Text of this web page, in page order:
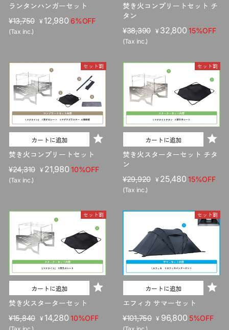
ランタンハンガーセット
販
売
¥13,750 セ
格
¥ 12,9806%OFF
(Tax inc.)
焚き火コンプリートセット チ
タン
販
売
格
¥38,390 セ
価
¥ 32,80015%OFF
(Tax inc.)
セット割
カートに追加
焚き火コンプリートセット
販
売
¥24,310 セ
格
¥ 21,98010%OFF
(Tax inc.)
セット割
カートに追加
焚き火スターターセット チタ
ン
販
売
格
¥29,920 セ
価
¥ 25,48015%OFF
(Tax inc.)
セット割
カートに追加
焚き火スターターセット
販
¥15,840 セ
¥ 14,28010%OFF
セット割
カートに追加
エフィカ サマーセット
販
¥101,750 セ
¥ 96,800 5%OFF